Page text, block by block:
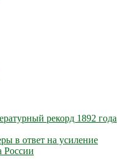
рекорд 1892 года
в ответ на усиление
России